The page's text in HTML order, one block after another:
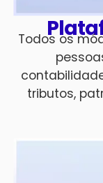
Todos os
tributos,